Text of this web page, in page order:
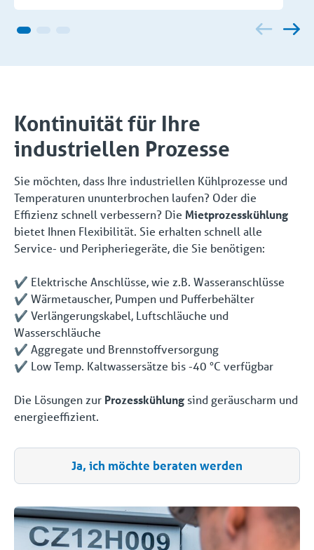
Kontinuität für Ihre
industriellen Prozesse
Sie möchten, dass Ihre industriellen Kühlprozesse und
Temperaturen ununterbrochen laufen? Oder die
Effizienz schnell verbessern? Die Mietprozesskühlung
bietet Ihnen Flexibilität. Sie erhalten schnell alle
Service- und Peripheriegeräte, die Sie benötigen:
✔️ Elektrische Anschlüsse, wie z.B. Wasseranschlüsse
✔️ Wärmetauscher, Pumpen und Pufferbehälter
✔️ Verlängerungskabel, Luftschläuche und
Wasserschläuche
✔️ Aggregate und Brennstoffversorgung
✔️ Low Temp. Kaltwassersätze bis -40 °C verfügbar
Die Lösungen zur Prozesskühlung sind geräuscharm und
energieeffizient.
Ja, ich möchte beraten werden